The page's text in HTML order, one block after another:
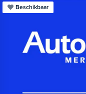
Beschikbaar